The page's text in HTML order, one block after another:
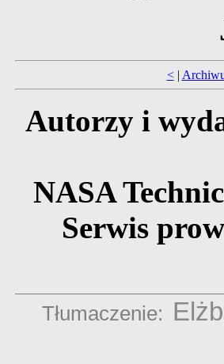
<|
Autorzy i
NASA
Serwis
Tłumaczenie: